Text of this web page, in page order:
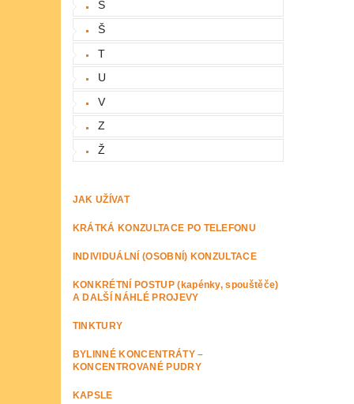
S
Š
T
U
V
Z
Ž
JAK UŽÍVAT
KRÁTKÁ KONZULTACE PO TELEFONU
INDIVIDUÁLNÍ (OSOBNÍ) KONZULTACE
KONKRÉTNÍ POSTUP (kapénky, spouštěče)
A DALŠÍ NÁHLÉ PROJEVY
TINKTURY
BYLINNÉ KONCENTRÁTY –
KONCENTROVANÉ PUDRY
KAPSLE